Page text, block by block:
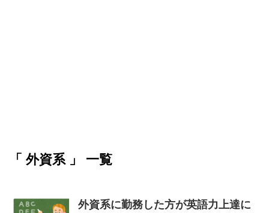
「 外資系 」 一覧
外資系に勤務した方が英語力上達に